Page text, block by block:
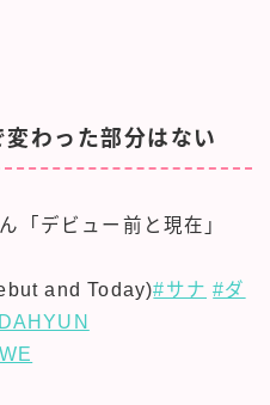
わった部分はない
「デビュー前と現在」
and Today)#サナ #ダ